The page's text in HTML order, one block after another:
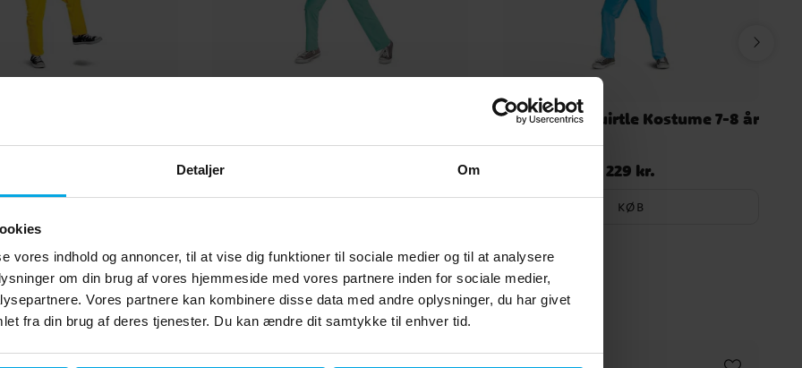
Detaljer Om
vores indhold og annoncer, til at vise dig funktioner til sociale medier og til at analysere
om din brug af vores hjemmeside med vores partnere inden for sociale medier,
Vores partnere kan kombinere disse data med andre oplysninger, du har givet
fra din brug af deres tjenester. Du kan ændre dit samtykke til enhver tid.
Pokémon Squirtle Kostume 7-8 år
Pris:229 kr.
229 kr.
KØB
Andre købte også